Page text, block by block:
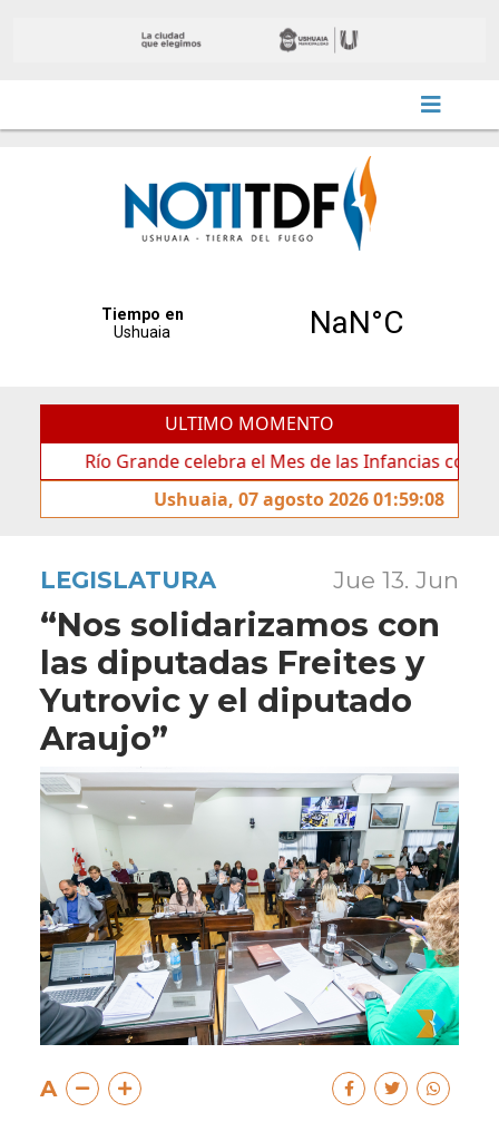
ULTIMO MOMENTO
Río Grande celebra el Mes de las Infancias con una
Ushuaia, 07 agosto 2026 01:59:08
LEGISLATURA Jue 13. Jun
“Nos solidarizamos con
las diputadas Freites y
Yutrovic y el diputado
Araujo”
A